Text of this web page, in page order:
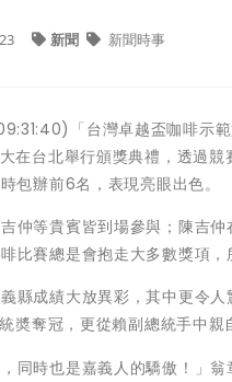
新聞 新聞時事
「台灣卓越盃咖啡示
在台北舉行頒獎典禮，透過
包辦前6名，表現亮眼出色。
仲等貴賓皆到場參與；陳吉
比賽總是會抱走大多數獎項，
縣成績大放異彩，其中更
奪冠，更從賴副總統手中親
同時也是嘉義人的驕傲！」